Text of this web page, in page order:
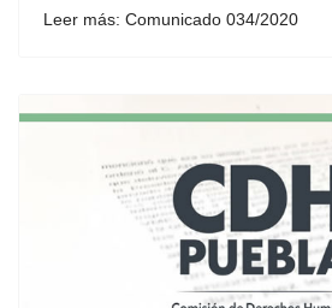
Leer más: Comunicado 034/2020